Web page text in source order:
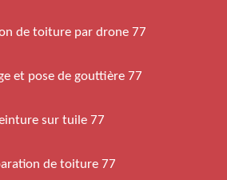
de toiture par drone 77
et pose de gouttière 77
sur tuile 77
de toiture 77